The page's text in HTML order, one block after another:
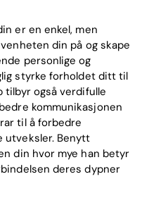
er en enkel, men
din på og skape
personlige og
styrke forholdet ditt til
tilbyr også verdifulle
kommunikasjonen
til å forbedre
utveksler. Benytt
din hvor mye han betyr
deres dypner